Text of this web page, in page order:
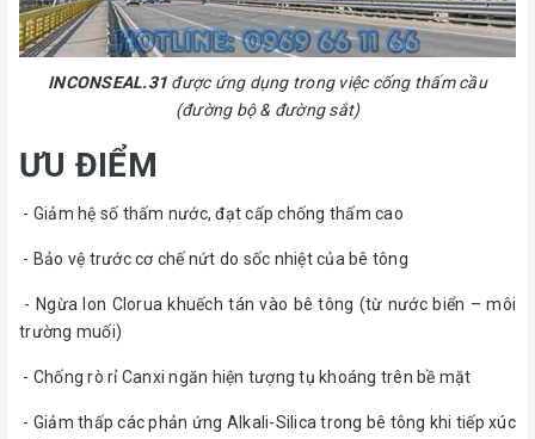
INCONSEAL.31 được ứng dụng trong việc cống thấm cầu
(đường bộ & đường sắt)
ƯU ĐIỂM
- Giảm hệ số thấm nước, đạt cấp chống thấm cao
- Bảo vệ trước cơ chế nứt do sốc nhiệt của bê tông
- Ngừa Ion Clorua khuếch tán vào bê tông (từ nước biển – môi
trường muối)
- Chống rò rỉ Canxi ngăn hiện tượng tụ khoáng trên bề mặt
- Giảm thấp các phản ứng Alkali-Silica trong bê tông khi tiếp xúc